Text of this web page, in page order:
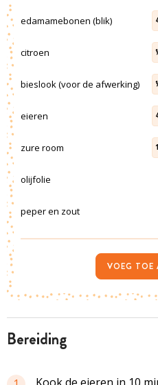
bereiding
Kook de eieren in 10
edamamebonen (blik)
citroen
bieslook (voor de afwerking)
eieren
zure room
olijfolie
peper en zout
VOEG TOE